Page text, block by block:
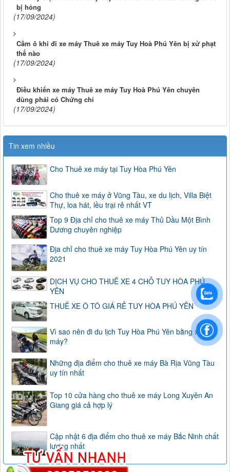
bị hỏng
(17/09/2024)
Cầm ô khi đi xe máy Thuê xe máy Tuy Hoà Phú Yên bị xử phạt
thế nào
(17/09/2024)
Điều khiển xe máy Thuê xe máy Tuy Hoà Phú Yên chuyên
dùng phải có Chứng chỉ
(17/09/2024)
Tin xem nhiều
Cho Thuê xe máy tại Tuy Hòa Phú Yên
Cho thuê xe máy ở Vũng Tàu, xe du lịch, Villa Biệt
Thự, loa hát, lều trại rẻ nhất VT
Top 9 Địa chỉ cho thuê xe máy Thủ Dầu Một Bình
Dương chuyên nghiệp
Địa chỉ cho thuê xe máy Tuy Hòa Phú Yên uy tín
2021
DỊCH VỤ CHO THUÊ XE 4 CHỖ TUY HÒA PHÚ
YÊN
THUÊ XE Ô TÔ GIÁ RẺ TUY HÒA PHÚ YÊN
Vì sao nên đi du lịch Tuy Hòa Phú Yên bằng xe
máy?
Những địa điểm cho thuê xe máy Bà Rịa Vũng Tàu
uy tín nhất
Top 10 cửa hàng cho thuê xe máy Long Xuyên An
Giang giá cả hợp lý
Cập nhật 6 địa điểm cho thuê xe máy Bắc Ninh chất
lượng nhất